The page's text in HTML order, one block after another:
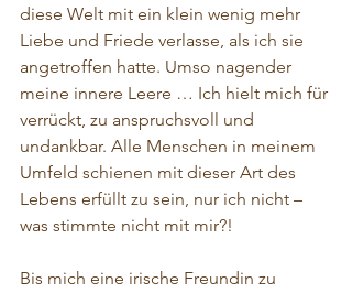
diese Welt mit ein klein wenig mehr
Liebe und Friede verlasse, als ich sie
angetroffen hatte. Umso nagender
meine innere Leere … Ich hielt mich für
verrückt, zu anspruchsvoll und
undankbar. Alle Menschen in meinem
Umfeld schienen mit dieser Art des
Lebens erfüllt zu sein, nur ich nicht –
was stimmte nicht mit mir?!
Bis mich eine irische Freundin zu